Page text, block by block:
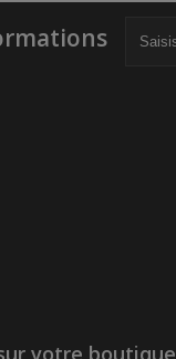
votre boutique